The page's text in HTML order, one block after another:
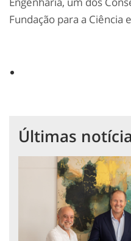
Fundação para a Ciência
Últimas